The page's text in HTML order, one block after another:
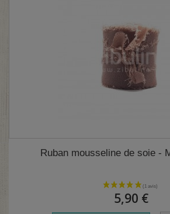
Ruban mousseline de soie -
5,90 €